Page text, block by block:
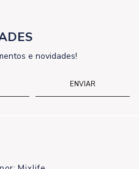
e novidades!
ENVIAR